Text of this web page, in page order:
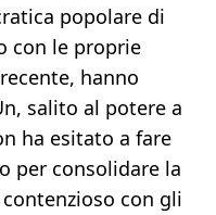
popolare di
con le proprie
hanno
salito al potere a
ha esitato a fare
per consolidare la
con gli